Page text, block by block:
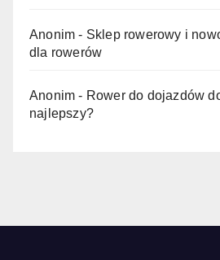
Anonim - Sklep rowerowy i
dla rowerów
Anonim - Rower do dojazdów
najlepszy?